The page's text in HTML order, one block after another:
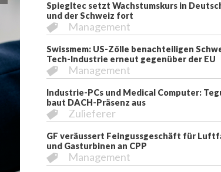
Spiegltec setzt Wachstumskurs in
und der Schweiz fort
Management
Swissmem: US-Zölle benachteiligen
Tech-Industrie erneut gegenüber der EU
Management
Industrie-PCs und Medical Computer:
baut DACH-Präsenz aus
Zulieferer
GF veräussert Feingussgeschäft für
und Gasturbinen an CPP
Management